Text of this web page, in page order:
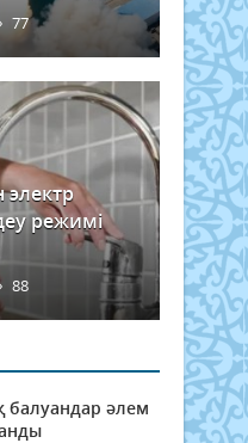
77
режимі
88
балуандар әлем